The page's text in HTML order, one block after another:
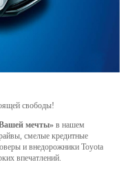
свободы!
мечты» в нашем
смелые кредитные
и внедорожники Toyota
впечатлений.